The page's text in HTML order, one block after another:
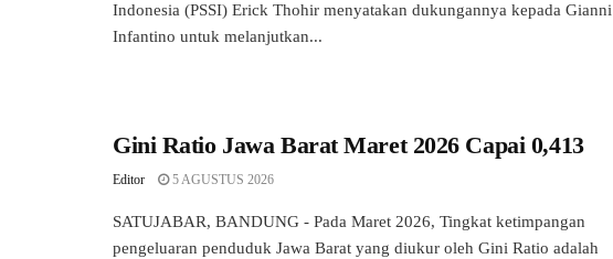
Indonesia (PSSI) Erick Thohir menyatakan dukungannya kepada Gianni
Infantino untuk melanjutkan...
Gini Ratio Jawa Barat Maret 2026 Capai 0,413
Editor 5 AGUSTUS 2026
SATUJABAR, BANDUNG - Pada Maret 2026, Tingkat ketimpangan
pengeluaran penduduk Jawa Barat yang diukur oleh Gini Ratio adalah